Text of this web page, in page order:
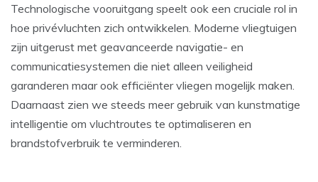
Technologische vooruitgang speelt ook een cruciale rol in
hoe privévluchten zich ontwikkelen. Moderne vliegtuigen
zijn uitgerust met geavanceerde navigatie- en
communicatiesystemen die niet alleen veiligheid
garanderen maar ook efficiënter vliegen mogelijk maken.
Daarnaast zien we steeds meer gebruik van kunstmatige
intelligentie om vluchtroutes te optimaliseren en
brandstofverbruik te verminderen.